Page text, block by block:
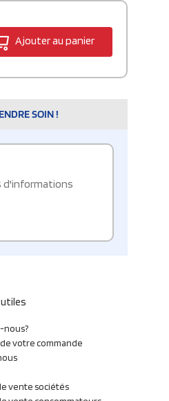
Ajouter au panier
SOIN !
d'informations
nous?
votre commande
vente sociétés